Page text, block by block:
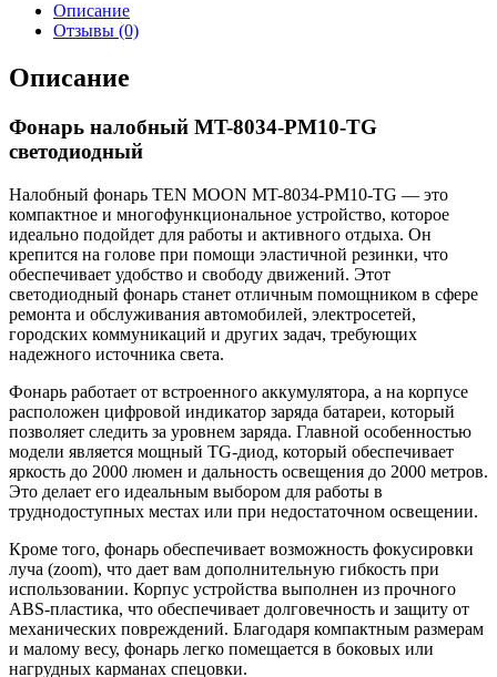
Описание
Отзывы (0)
Описание
Фонарь налобный MT-8034-PM10-TG
светодиодный
Налобный фонарь TEN MOON MT-8034-PM10-TG — это
компактное и многофункциональное устройство, которое
идеально подойдет для работы и активного отдыха. Он
крепится на голове при помощи эластичной резинки, что
обеспечивает удобство и свободу движений. Этот
светодиодный фонарь станет отличным помощником в сфере
ремонта и обслуживания автомобилей, электросетей,
городских коммуникаций и других задач, требующих
надежного источника света.
Фонарь работает от встроенного аккумулятора, а на корпусе
расположен цифровой индикатор заряда батареи, который
позволяет следить за уровнем заряда. Главной особенностью
модели является мощный TG-диод, который обеспечивает
яркость до 2000 люмен и дальность освещения до 2000 метров.
Это делает его идеальным выбором для работы в
труднодоступных местах или при недостаточном освещении.
Кроме того, фонарь обеспечивает возможность фокусировки
луча (zoom), что дает вам дополнительную гибкость при
использовании. Корпус устройства выполнен из прочного
ABS-пластика, что обеспечивает долговечность и защиту от
механических повреждений. Благодаря компактным размерам
и малому весу, фонарь легко помещается в боковых или
нагрудных карманах спецовки.